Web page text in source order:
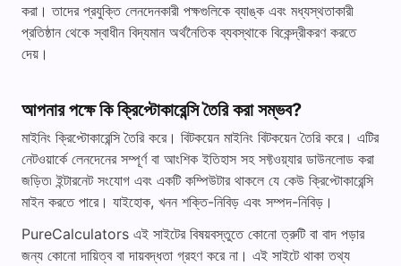
করা। তাদের প্রযুক্তি লেনদেনকারী পক্ষগুলিকে ব্যাঙ্ক এবং মধ্যস্থতাকারী
প্রতিষ্ঠান থেকে স্বাধীন বিদ্যমান অর্থনৈতিক ব্যবস্থাকে বিকেন্দ্রীকরণ করতে
দেয়।
আপনার পক্ষে কি ক্রিপ্টোকারেন্সি তৈরি করা সম্ভব?
মাইনিং ক্রিপ্টোকারেন্সি তৈরি করে। বিটকয়েন মাইনিং বিটকয়েন তৈরি করে। এটির
নেটওয়ার্কে লেনদেনের সম্পূর্ণ বা আংশিক ইতিহাস সহ সফ্টওয়্যার ডাউনলোড করা
জড়িত৷ ইন্টারনেট সংযোগ এবং একটি কম্পিউটার থাকলে যে কেউ ক্রিপ্টোকারেন্সি
মাইন করতে পারে। যাইহোক, খনন শক্তি-নিবিড় এবং সম্পদ-নিবিড়।
PureCalculators এই সাইটের বিষয়বস্তুতে কোনো ত্রুটি বা বাদ পড়ার
জন্য কোনো দায়িত্ব বা দায়বদ্ধতা গ্রহণ করে না। এই সাইটে থাকা তথ্য